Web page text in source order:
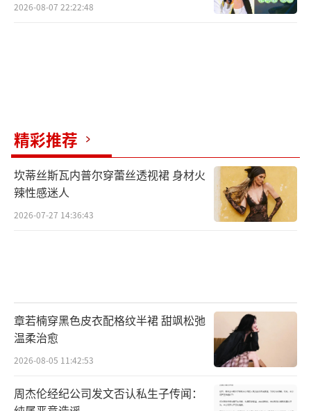
2026-08-07 22:22:48
精彩推荐
坎蒂丝斯瓦内普尔穿蕾丝透视裙 身材火
辣性感迷人
2026-07-27 14:36:43
章若楠穿黑色皮衣配格纹半裙 甜飒松弛
温柔治愈
2026-08-05 11:42:53
周杰伦经纪公司发文否认私生子传闻：